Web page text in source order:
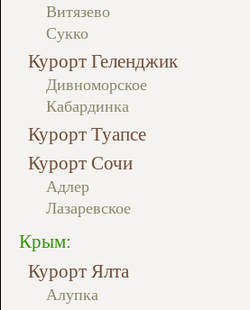
Витязево
Сукко
Курорт Геленджик
Дивноморское
Кабардинка
Курорт Туапсе
Курорт Сочи
Адлер
Лазаревское
Крым:
Курорт Ялта
Алупка